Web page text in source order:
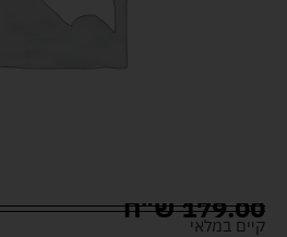
179.00ש"ח
קיים במלאי